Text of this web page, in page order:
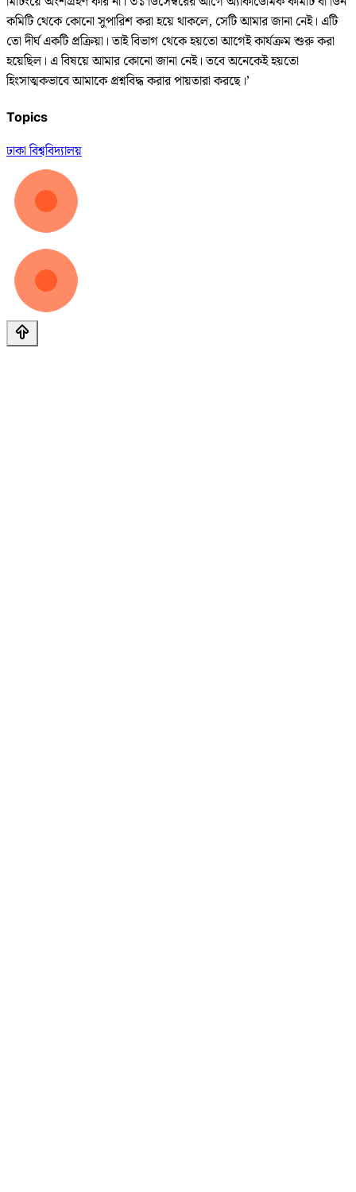
কমিটি থেকে কোনো সুপারিশ করা হয়ে থাকলে, সেটি আমার জানা নেই। এটি
তো দীর্ঘ একটি প্রক্রিয়া। তাই বিভাগ থেকে হয়তো আগেই কার্যক্রম শুরু করা
হয়েছিল। এ বিষয়ে আমার কোনো জানা নেই। তবে অনেকেই হয়তো
হিংসাত্মকভাবে আমাকে প্রশ্নবিদ্ধ করার পায়তারা করছে।’
Topics
ঢাকা বিশ্ববিদ্যালয়